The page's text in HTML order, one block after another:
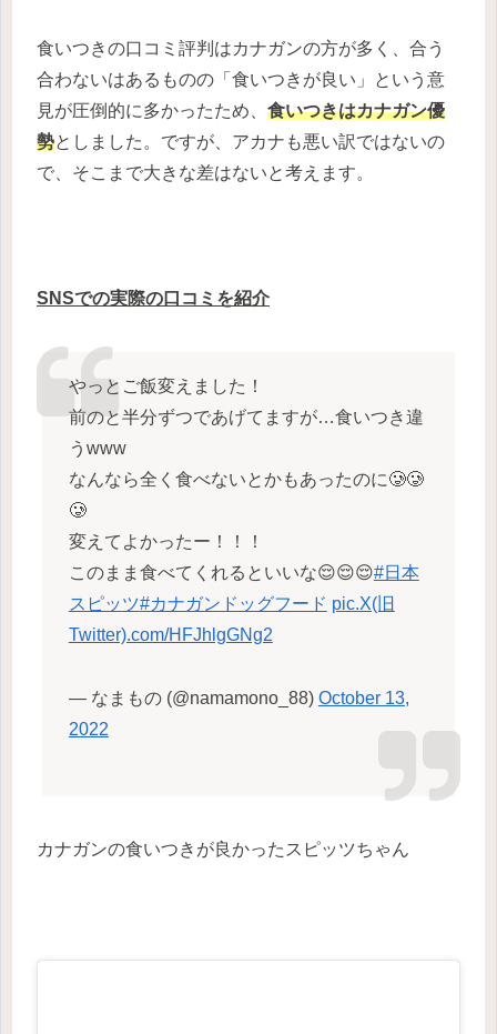
食いつきの口コミ評判はカナガンの方が多く、合う
合わないはあるものの「食いつきが良い」という意
見が圧倒的に多かったため、 食いつきはカナガン優
勢としました。ですが、アカナも悪い訳ではないの
で、そこまで大きな差はないと考えます。
SNSでの実際の口コミを紹介
やっとご飯変えました！
前のと半分ずつであげてますが…食いつき違
うwww
なんなら全く食べないとかもあったのに🥲🥲
🥲
変えてよかったー！！！
このまま食べてくれるといいな😌😌😌#日本
スピッツ#カナガンドッグフード pic.X(旧
Twitter).com/HFJhlgGNg2
— なまもの (@namamono_88) October 13,
2022
カナガンの食いつきが良かったスピッツちゃん